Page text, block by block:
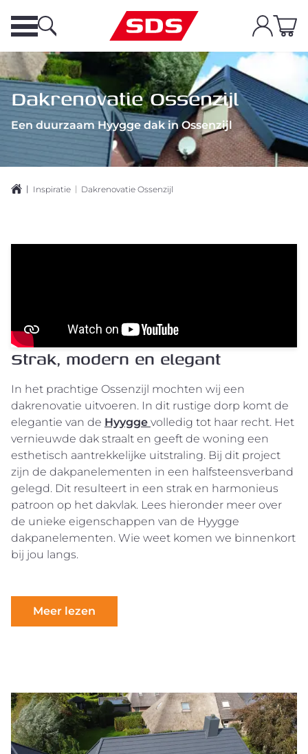
Dakrenovatie Ossenzijl
Een duurzaam Hyygge dak in Ossenzijl
| Inspiratie | Dakrenovatie Ossenzijl
Strak, modern en elegant
In het prachtige Ossenzijl mochten wij een
dakrenovatie uitvoeren. In dit rustige dorp komt de
elegantie van de Hyygge volledig tot haar recht. Het
vernieuwde dak straalt en geeft de woning een
esthetisch aantrekkelijke uitstraling. Bij dit project
zijn de dakpanelementen in een halfsteensverband
gelegd. Dit resulteert in een strak en harmonieus
patroon op het dakvlak. Lees hieronder meer over
de unieke eigenschappen van de Hyygge
dakpanelementen. Wie weet komen we binnenkort
bij jou langs.
Meer lezen